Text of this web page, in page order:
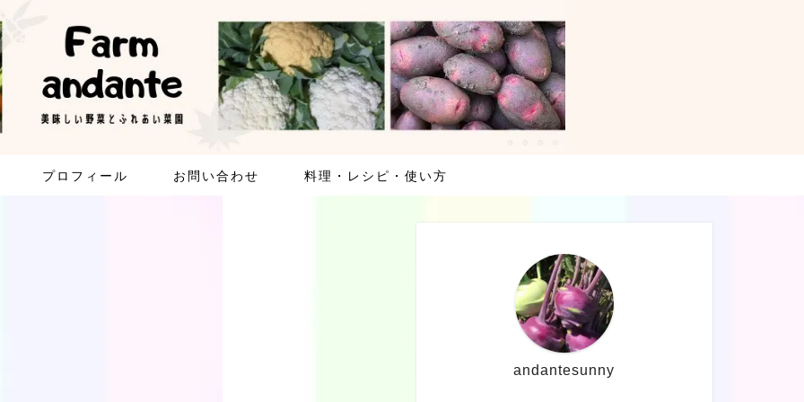
プロフィール お問い合わせ 料理・レシピ・使い方
andantesunny